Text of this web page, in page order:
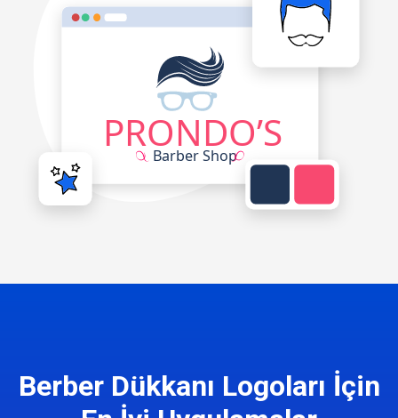
Berber Dükkanı Logoları İçin